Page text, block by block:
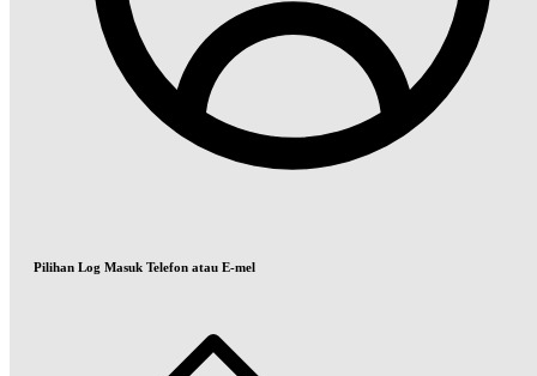
Pilihan Log Masuk Telefon atau E-mel